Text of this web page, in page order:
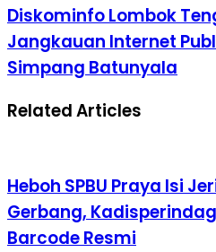
Diskominfo Lombok
Jangkauan Internet
Simpang Batunyala
Related Articles
Heboh SPBU Praya Isi
Gerbang,
Barcode Resmi